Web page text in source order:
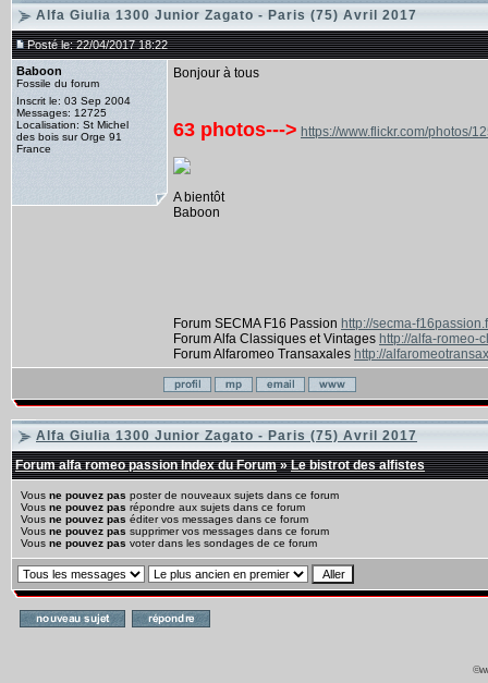
Alfa Giulia 1300 Junior Zagato - Paris (75) Avril 2017
Posté le: 22/04/2017 18:22
Baboon
Fossile du forum
Inscrit le: 03 Sep 2004
Messages: 12725
Localisation: St Michel
des bois sur Orge 91
France
Bonjour à tous
63 photos---> https://www.flickr.com/photos/
A bientôt
Baboon
Forum SECMA F16 Passion http://secma-
Forum Alfa Classiques et Vintages http://alfa-romeo-
Forum Alfaromeo Transaxales http://
Alfa Giulia 1300 Junior Zagato - Paris (75) Avril 2017
Forum alfa romeo passion Index du Forum»Le bistrot des alfistes
Vous ne pouvez pas poster de nouveaux sujets dans ce forum
Vous ne pouvez pas répondre aux sujets dans ce forum
Vous ne pouvez pas éditer vos messages dans ce forum
Vous ne pouvez pas supprimer vos messages dans ce forum
Vous ne pouvez pas voter dans les sondages de ce forum